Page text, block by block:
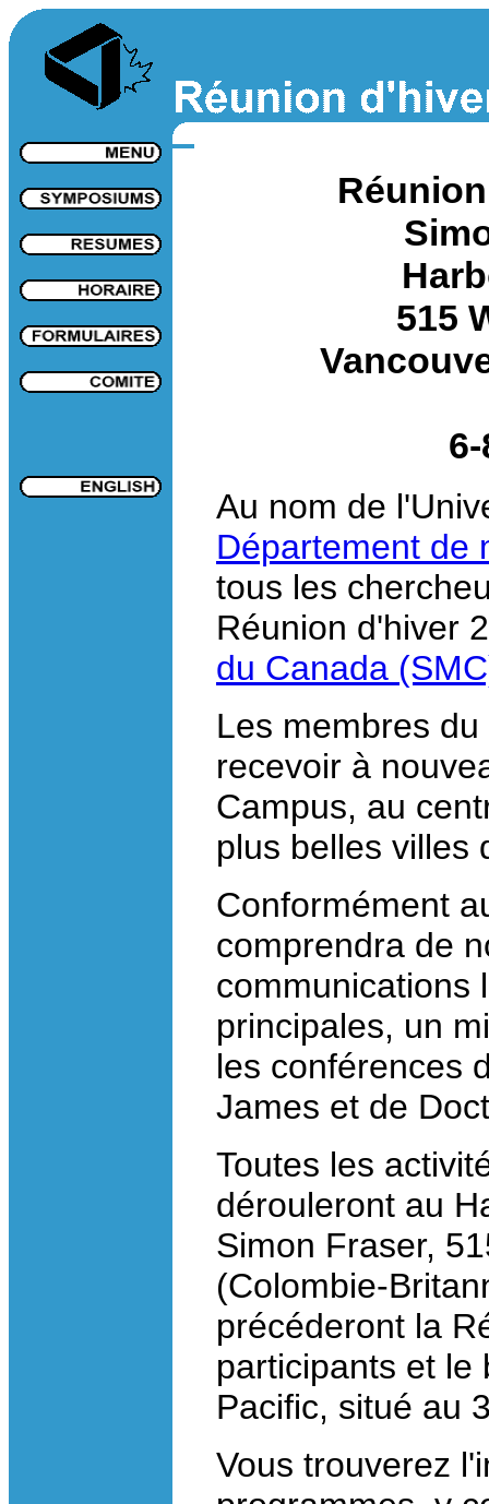
515
Au nom de
Département de
tous les
Réunion d'hiver
du Canada
Les membres
recevoir à
Campus, au
plus belles villes
Conformément
comprendra de
communications
principales, un
les conférences
James et de
Toutes les
dérouleront au
Simon Fraser,
(Colombie-
précéderont la
participants et le
Pacific, situé au
Vous trouverez